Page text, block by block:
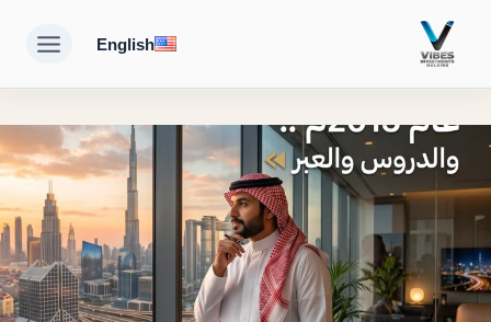
التجاوز
English